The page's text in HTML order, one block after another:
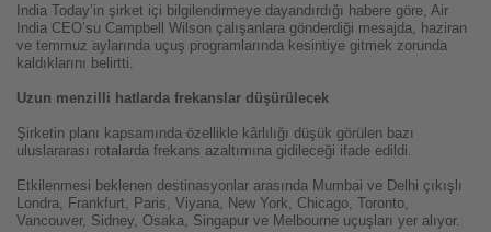
India Today’in şirket içi bilgilendirmeye dayandırdığı habere göre, Air
India CEO’su Campbell Wilson çalışanlara gönderdiği mesajda, haziran
ve temmuz aylarında uçuş programlarında kesintiye gitmek zorunda
kaldıklarını belirtti.
Uzun menzilli hatlarda frekanslar düşürülecek
Şirketin planı kapsamında özellikle kârlılığı düşük görülen bazı
uluslararası rotalarda frekans azaltımına gidileceği ifade edildi.
Etkilenmesi beklenen destinasyonlar arasında Mumbai ve Delhi çıkışlı
Londra, Frankfurt, Paris, Viyana, New York, Chicago, Toronto,
Vancouver, Sidney, Osaka, Singapur ve Melbourne uçuşları yer alıyor.